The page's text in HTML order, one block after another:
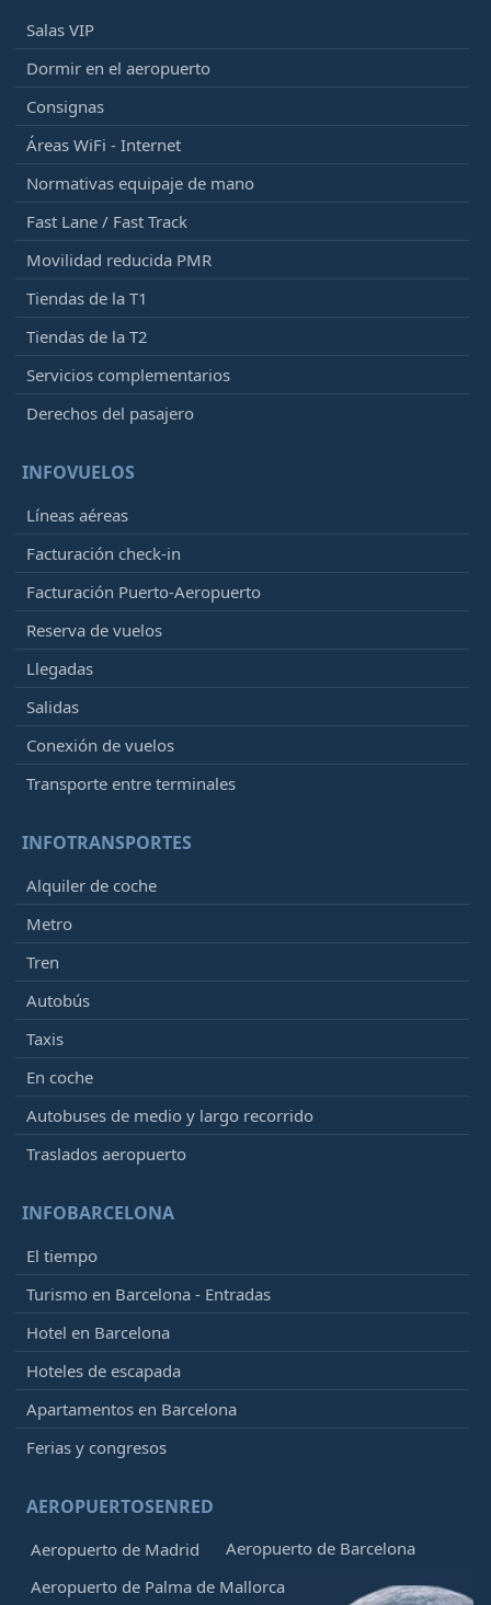
Salas VIP
Dormir en el aeropuerto
Consignas
Áreas WiFi - Internet
Normativas equipaje de mano
Fast Lane / Fast Track
Movilidad reducida PMR
Tiendas de la T1
Tiendas de la T2
Servicios complementarios
Derechos del pasajero
INFOVUELOS
Líneas aéreas
Facturación check-in
Facturación Puerto-Aeropuerto
Reserva de vuelos
Llegadas
Salidas
Conexión de vuelos
Transporte entre terminales
INFOTRANSPORTES
Alquiler de coche
Metro
Tren
Autobús
Taxis
En coche
Autobuses de medio y largo recorrido
Traslados aeropuerto
INFOBARCELONA
El tiempo
Turismo en Barcelona - Entradas
Hotel en Barcelona
Hoteles de escapada
Apartamentos en Barcelona
Ferias y congresos
AEROPUERTOSENRED
Aeropuerto de Madrid
Aeropuerto de Barcelona
Aeropuerto de Palma de Mallorca